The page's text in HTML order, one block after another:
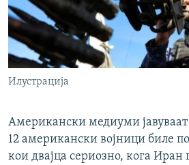
Илустрација
Американски медиуми
12 американски војници биле
кои двајца сериозно, кога Иран